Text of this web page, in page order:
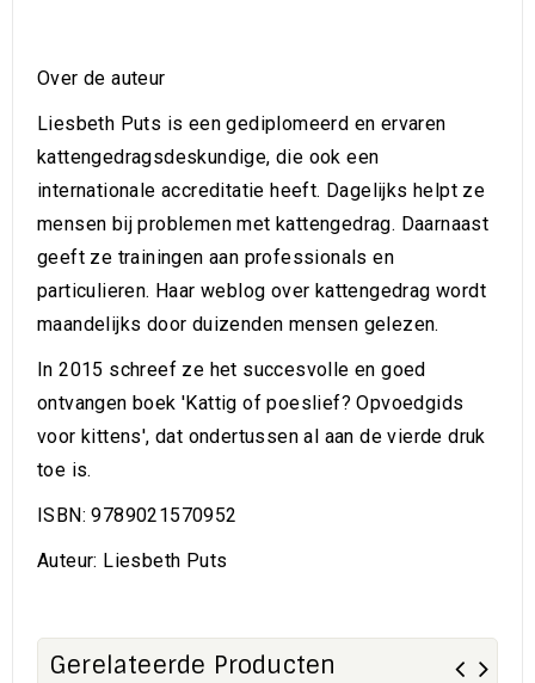
Over de auteur
Liesbeth Puts is een gediplomeerd en ervaren
kattengedragsdeskundige, die ook een
internationale accreditatie heeft. Dagelijks helpt ze
mensen bij problemen met kattengedrag. Daarnaast
geeft ze trainingen aan professionals en
particulieren. Haar weblog over kattengedrag wordt
maandelijks door duizenden mensen gelezen.
In 2015 schreef ze het succesvolle en goed
ontvangen boek 'Kattig of poeslief? Opvoedgids
voor kittens', dat ondertussen al aan de vierde druk
toe is.
ISBN: 9789021570952
Auteur: Liesbeth Puts
Gerelateerde Producten